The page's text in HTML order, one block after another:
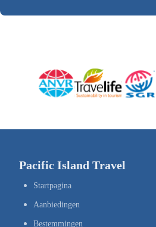
Pacific Island Travel
Startpagina
Aanbiedingen
Bestemmingen